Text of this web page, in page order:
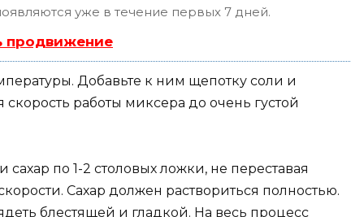
уже в течение первых 7 дней.
продвижение
Добавьте к ним щепотку соли и
работы миксера до очень густой
по 1-2 столовых ложки, не переставая
Сахар должен раствориться полностью.
блестящей и гладкой. На весь процесс